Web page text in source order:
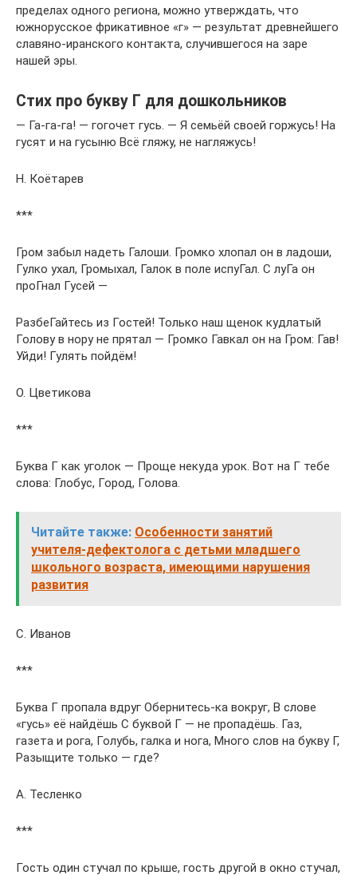
пределах одного региона, можно утверждать, что
южнорусское фрикативное «г» — результат древнейшего
славяно-иранского контакта, случившегося на заре
нашей эры.
Стих про букву Г для дошкольников
— Га-га-га! — гогочет гусь. — Я семьёй своей горжусь! На
гусят и на гусыню Всё гляжу, не нагляжусь!
Н. Коётарев
***
Гром забыл надеть Галоши. Громко хлопал он в ладоши,
Гулко ухал, Громыхал, Галок в поле испуГал. С луГа он
проГнал Гусей —
РазбеГайтесь из Гостей! Только наш щенок кудлатый
Голову в нору не прятал — Громко Гавкал он на Гром: Гав!
Уйди! Гулять пойдём!
О. Цветикова
***
Буква Г как уголок — Проще некуда урок. Вот на Г тебе
слова: Глобус, Город, Голова.
Читайте также: Особенности занятий
учителя-дефектолога с детьми младшего
школьного возраста, имеющими нарушения
развития
С. Иванов
***
Буква Г пропала вдруг Обернитесь-ка вокруг, В слове
«гусь» её найдёшь С буквой Г — не пропадёшь. Газ,
газета и рога, Голубь, галка и нога, Много слов на букву Г,
Разыщите только — где?
А. Тесленко
***
Гость один стучал по крыше, гость другой в окно стучал,